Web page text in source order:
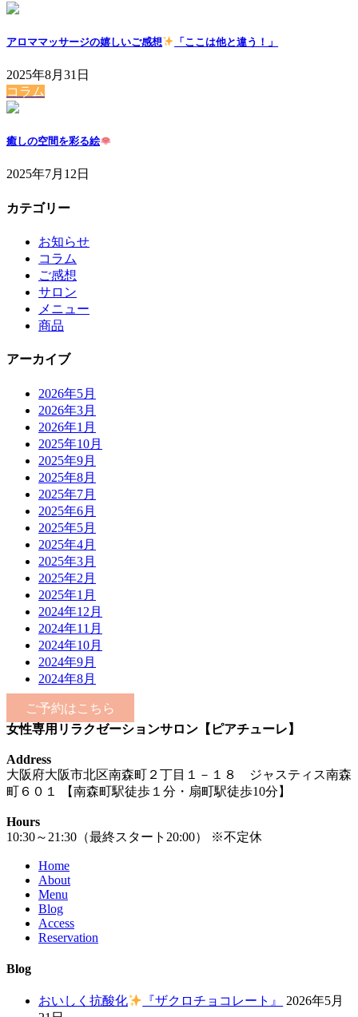
アロママッサージの嬉しいご感想 「ここは他と違う！」
2025年8月31日
コラム
癒しの空間を彩る絵
2025年7月12日
カテゴリー
お知らせ
コラム
ご感想
サロン
メニュー
商品
アーカイブ
2026年5月
2026年3月
2026年1月
2025年10月
2025年9月
2025年8月
2025年7月
2025年6月
2025年5月
2025年4月
2025年3月
2025年2月
2025年1月
2024年12月
2024年11月
2024年10月
2024年9月
2024年8月
ご予約はこちら
女性専用リラクゼーションサロン【ピアチューレ】
Address
大阪府大阪市北区南森町２丁目１－１８ ジャスティス南森
町６０１ 【南森町駅徒歩１分・扇町駅徒歩10分】
Hours
10:30～21:30（最終スタート20:00） ※不定休
Home
About
Menu
Blog
Access
Reservation
Blog
おいしく抗酸化 『ザクロチョコレート』
2026年5月